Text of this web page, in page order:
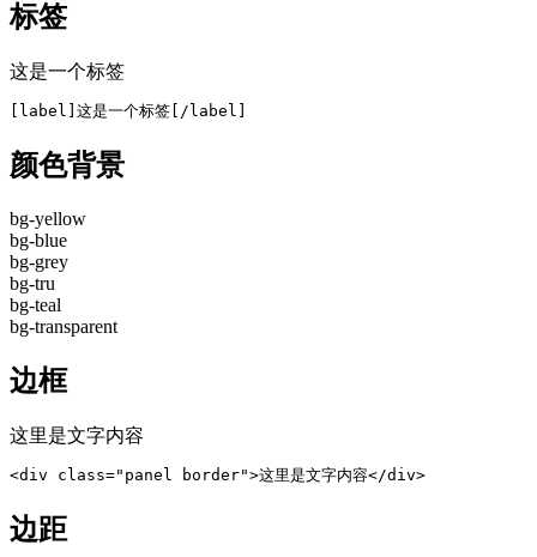
标签
这是一个标签
[label]这是一个标签[/label]
颜色背景
bg-yellow
bg-blue
bg-grey
bg-tru
bg-teal
bg-transparent
边框
这里是文字内容
<div class="panel border">这里是文字内容</div>
边距